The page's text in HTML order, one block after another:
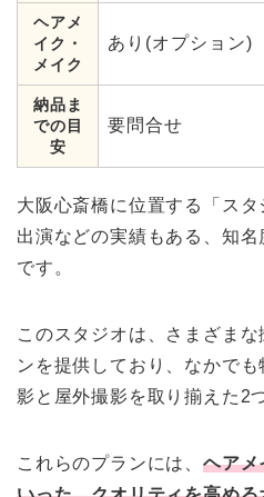
ヘアメ
イク・
メイク
あり(オプション)
納品ま
での目
安
要問合せ
大阪心斎橋に位置する「ス
出演などの実績もある、知
です。
このスタジオは、さまざま
ンを提供しており、なかで
影と屋外撮影を取り揃えた2
これらのプランには、 ヘアメ